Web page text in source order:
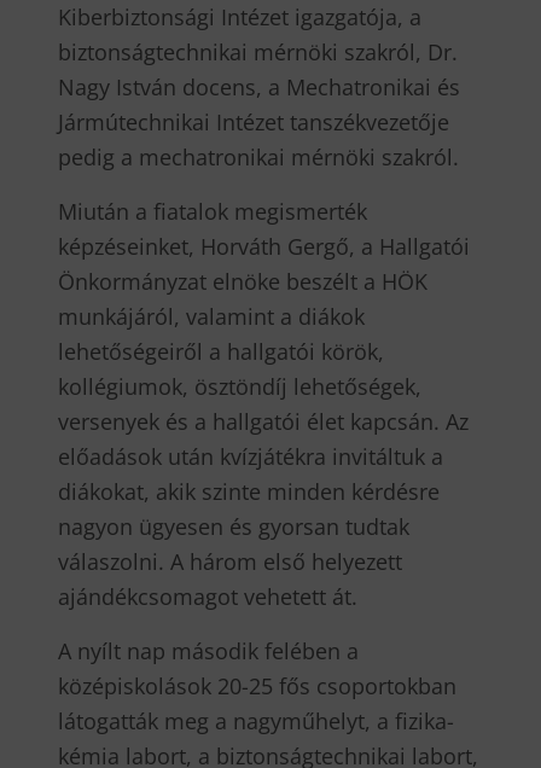
Kiberbiztonsági Intézet igazgatója, a
biztonságtechnikai mérnöki szakról, Dr.
Nagy István docens, a Mechatronikai és
Jármútechnikai Intézet tanszékvezetője
pedig a mechatronikai mérnöki szakról.
Miután a fiatalok megismerték
képzéseinket, Horváth Gergő, a Hallgatói
Önkormányzat elnöke beszélt a HÖK
munkájáról, valamint a diákok
lehetőségeiről a hallgatói körök,
kollégiumok, ösztöndíj lehetőségek,
versenyek és a hallgatói élet kapcsán. Az
előadások után kvízjátékra invitáltuk a
diákokat, akik szinte minden kérdésre
nagyon ügyesen és gyorsan tudtak
válaszolni. A három első helyezett
ajándékcsomagot vehetett át.
A nyílt nap második felében a
középiskolások 20-25 fős csoportokban
látogatták meg a nagyműhelyt, a fizika-
kémia labort, a biztonságtechnikai labort,